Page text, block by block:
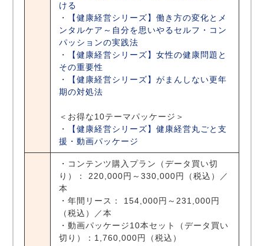
ける
・
【健康経営シリーズ】働き方の変化とメ
ンタルケア～自分を思いやるセルフ・コン
パッションの実践法
・
【健康経営シリーズ】女性の健康問題と
その重要性
・
【健康経営シリーズ】がまんしない更年
期の対処法
＜お得な10テーマパッケージ＞
・
【健康経営シリーズ】健康経営丸ごと支
援・動画パッケージ
・コンテンツ購入プラン（データ買い切
り）： 220,000円～330,000円（税込）／
本
・年間リース： 154,000円～231,000円
（税込）／本
・動画パッケージ10本セット（データ買い
切り）：1,760,000円（税込）